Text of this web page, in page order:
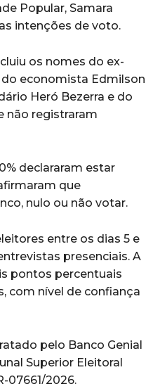
Popular, Samara
intenções de voto.
os nomes do ex-
economista Edmilson
Heró Bezerra e do
não registraram
declararam estar
que
nulo ou não votar.
entre os dias 5 e
presenciais. A
pontos percentuais
com nível de confiança
pelo Banco Genial
Superior Eleitoral
07661/2026.